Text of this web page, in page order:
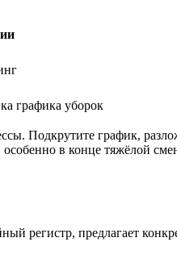
графика уборок
Подкрутите график,
в конце тяжёлой
регистр, предлагает